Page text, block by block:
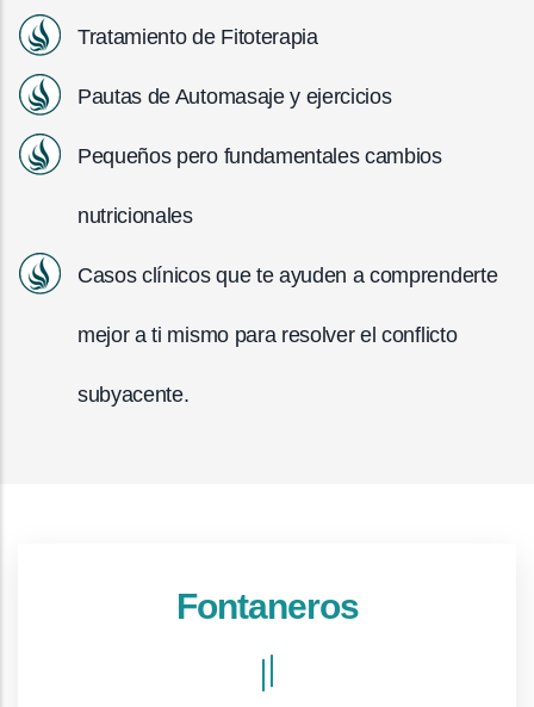
Tratamiento de Fitoterapia
Pautas de Automasaje y ejercicios
Pequeños pero fundamentales cambios
nutricionales
Casos clínicos que te ayuden a comprenderte
mejor a ti mismo para resolver el conflicto
subyacente.
Fontaneros